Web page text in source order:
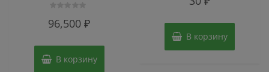
0
96,500₽
В корзину
В корзину